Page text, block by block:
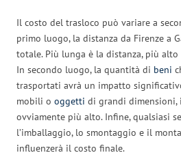
Il costo del trasloco può variare a
primo luogo, la distanza da Firenze a
totale. Più lunga è la distanza, più
In secondo luogo, la quantità di beni
trasportati avrà un impatto
mobili o oggetti di grandi dimensioni,
ovviamente più alto. Infine, qualsiasi
l’imballaggio, lo smontaggio e il
influenzerà il costo finale.